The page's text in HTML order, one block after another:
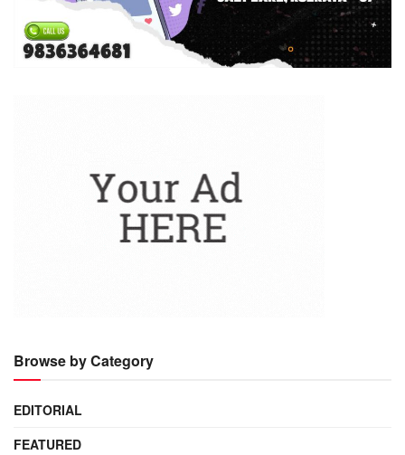
Browse by Category
EDITORIAL
FEATURED